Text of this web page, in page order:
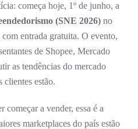
começa hoje, 1º de junho, a
(SNE 2026) no
entrada gratuita. O evento,
de Shopee, Mercado
as tendências do mercado
estão.
começar a vender, essa é a
marketplaces do país estão